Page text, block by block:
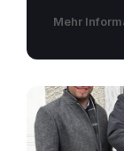
Mehr